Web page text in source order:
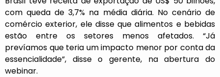
com queda de 3,7% na média diária. No cenário de
comércio exterior, ele disse que alimentos e bebidas
estão entre os setores menos afetados. “Já
prevíamos que teria um impacto menor por conta da
essencialidade”, disse o gerente, na abertura do
webinar.